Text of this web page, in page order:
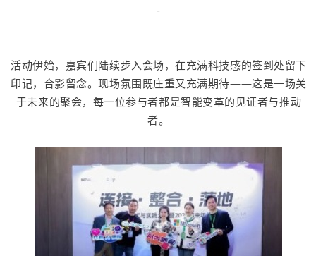
-
活动伊始，嘉宾们陆续步入会场，在充满科技感的签到处留下
印记，合影留念。现场氛围既庄重又充满期待——这是一场关
于未来的聚会，每一位参与者都是智能变革的见证者与推动
者。